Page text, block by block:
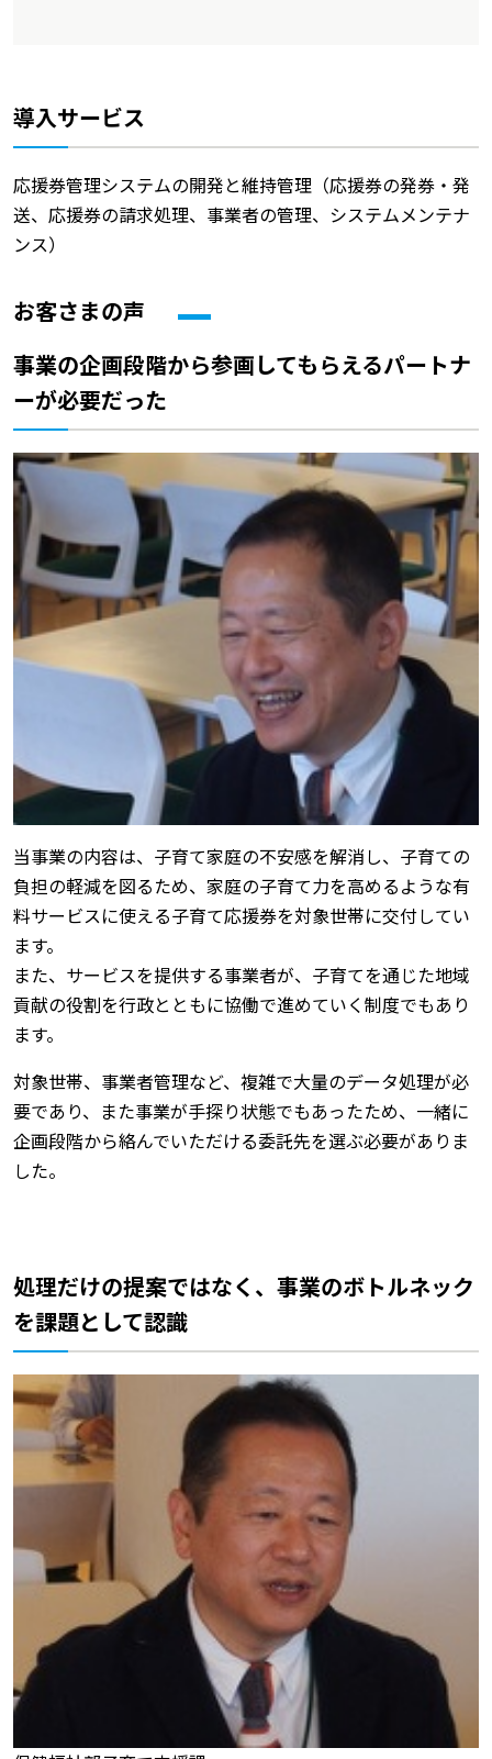
導入サービス
応援券管理システムの開発と維持管理（応援券の発券・発
送、応援券の請求処理、事業者の管理、システムメンテナ
ンス）
お客さまの声
事業の企画段階から参画してもらえるパートナ
ーが必要だった
当事業の内容は、子育て家庭の不安感を解消し、子育ての
負担の軽減を図るため、家庭の子育て力を高めるような有
料サービスに使える子育て応援券を対象世帯に交付してい
ます。
また、サービスを提供する事業者が、子育てを通じた地域
貢献の役割を行政とともに協働で進めていく制度でもあり
ます。
対象世帯、事業者管理など、複雑で大量のデータ処理が必
要であり、また事業が手探り状態でもあったため、一緒に
企画段階から絡んでいただける委託先を選ぶ必要がありま
した。
処理だけの提案ではなく、事業のボトルネック
を課題として認識